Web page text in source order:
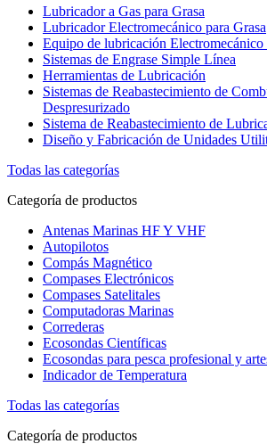
Lubricador a Gas para Grasa
Lubricador Electromecánico para Grasa
Equipo de lubricación Electromecánico
Sistemas de Engrase Simple Línea
Herramientas de Lubricación
Sistemas de Reabastecimiento de
Despresurizado
Sistema de Reabastecimiento de
Diseño y Fabricación de Unidades
Todas las categorías
Categoría de productos
Antenas Marinas HF Y VHF
Autopilotos
Compás Magnético
Compases Electrónicos
Compases Satelitales
Computadoras Marinas
Correderas
Ecosondas Científicas
Ecosondas para pesca profesional y
Indicador de Temperatura
Todas las categorías
Categoría de productos